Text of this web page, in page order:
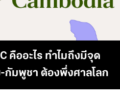
คืออะไร ทำไมถึงมีจุด
มพูชา ต้องพึ่งศาลโลก